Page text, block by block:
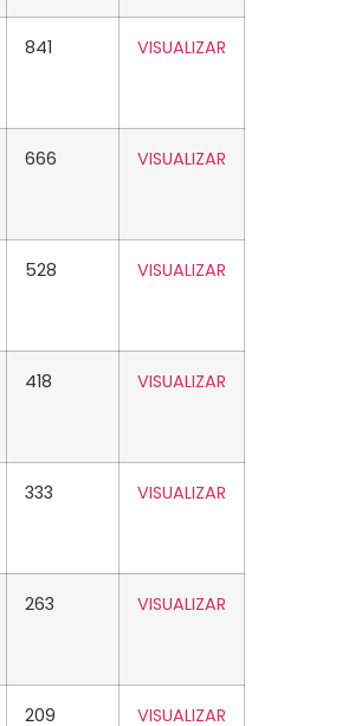
841 VISUALIZAR
666 VISUALIZAR
528 VISUALIZAR
418 VISUALIZAR
333 VISUALIZAR
263 VISUALIZAR
209 VISUALIZAR